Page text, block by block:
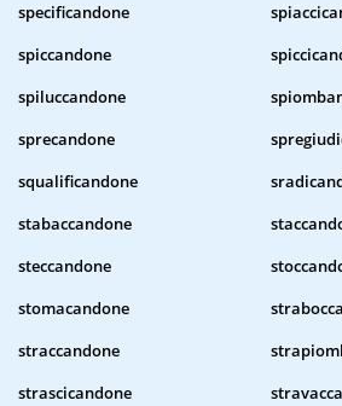
specificandone
spiccandone
spiluccandone
sprecandone
squalificandone
stabaccandone
steccandone
stomacandone
straccandone
strascicandone